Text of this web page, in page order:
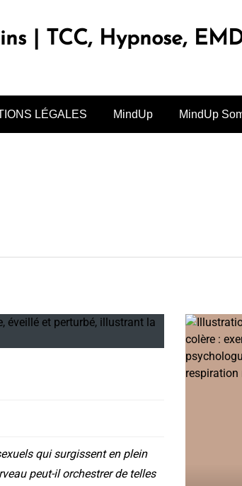
| TCC, Hypnose,
LÉGALES MindUp MindUp
qui surgissent en plein
peut-il orchestrer de telles